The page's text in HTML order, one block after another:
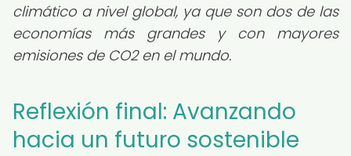
climático a nivel global, ya que son dos de las
economías más grandes y con mayores
emisiones de CO2 en el mundo.
Reflexión final: Avanzando
hacia un futuro sostenible